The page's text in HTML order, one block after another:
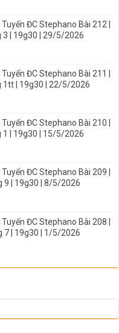
ĐC Stephano Bài 212 |
3 | 19g30 | 29/5/2026
ĐC Stephano Bài 211 |
1tt | 19g30 | 22/5/2026
ĐC Stephano Bài 210 |
1 | 19g30 | 15/5/2026
ĐC Stephano Bài 209 |
9 | 19g30 | 8/5/2026
ĐC Stephano Bài 208 |
7 | 19g30 | 1/5/2026